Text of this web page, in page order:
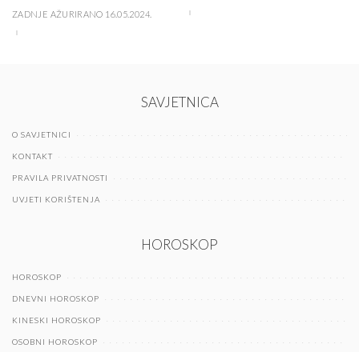
ZADNJE AŽURIRANO 16.05.2024.
SAVJETNICA
O SAVJETNICI
KONTAKT
PRAVILA PRIVATNOSTI
UVJETI KORIŠTENJA
HOROSKOP
HOROSKOP
DNEVNI HOROSKOP
KINESKI HOROSKOP
OSOBNI HOROSKOP